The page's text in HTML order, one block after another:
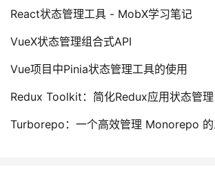
React状态管理工具 - MobX学习笔记
VueX状态管理组合式API
Vue项目中Pinia状态管理工具的使用
Redux Toolkit：简化Redux应用状态管理
Turborepo：一个高效管理 Monorepo